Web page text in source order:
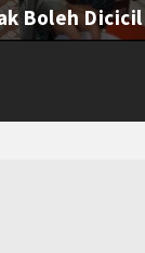
Boleh Dicicil